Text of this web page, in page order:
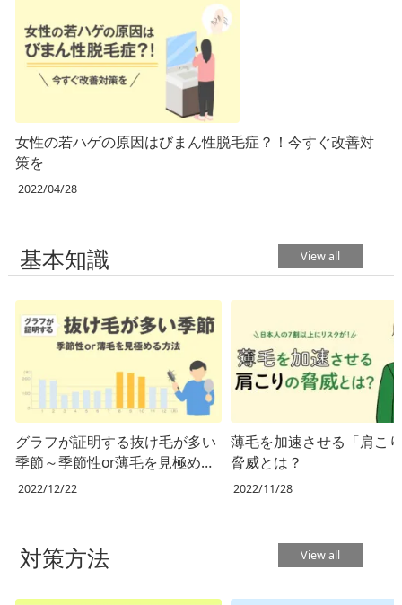
女性の若ハゲの原因はびまん性脱毛症？！今すぐ改善対
策を
2022/04/28
View all
基本知識
グラフが証明する抜け毛が多い
季節～季節性or薄毛を見極める
方法～
2022/12/22
薄毛を加速させる「肩こ
脅威とは？
2022/11/28
View all
対策方法